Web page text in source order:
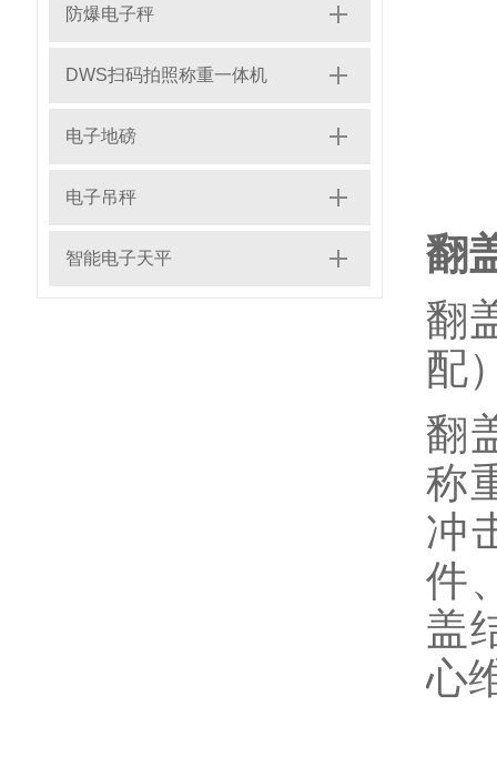
防爆电子秤
DWS扫码拍照称重一体机
电子地磅
电子吊秤
智能电子天平
翻
翻
配
翻
称
冲
件
盖
心